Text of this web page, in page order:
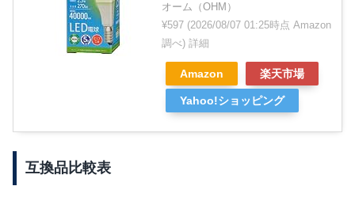
オーム（OHM）
¥597 (2026/08/07 01:25時点 Amazon
調べ) 詳細
Amazon 楽天市場
Yahoo!ショッピング
互換品比較表